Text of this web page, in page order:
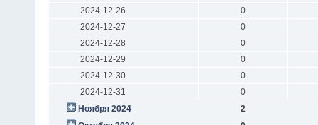
2024-12-26
0
2024-12-27
0
2024-12-28
0
2024-12-29
0
2024-12-30
0
2024-12-31
0
Ноября 2024
2